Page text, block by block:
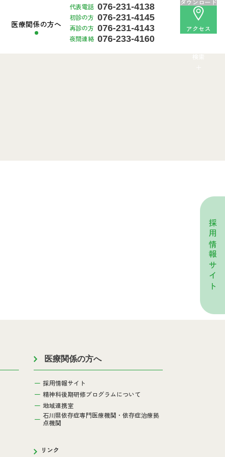
医療関係の方へ
代表電話 076-231-4138
初診の方 076-231-4145
再診の方 076-231-4143
夜間連絡 076-233-4160
ダウンロード
アクセス
採用情報サイト
医療関係の方へ
採用情報サイト
精神科後期研修プログラムについて
地域連携室
石川県依存症専門医療機関・依存症治療拠
点機関
リンク